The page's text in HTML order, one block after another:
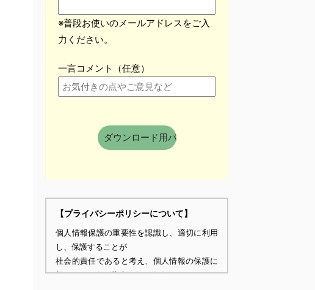
※普段お使いのメールアドレスをご入
力ください。
一言コメント（任意）
【プライバシーポリシーについて】
個人情報保護の重要性を認識し、適切に利用
し、保護することが
社会的責任であると考え、個人情報の保護に
努めることをお約束いたします。